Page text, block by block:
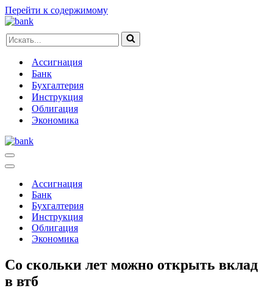
Перейти к содержимому
Искать...
Ассигнация
Банк
Бухгалтерия
Инструкция
Облигация
Экономика
Меню
навигации
Меню
навигацииАссигнация
Банк
Бухгалтерия
Инструкция
Облигация
Экономика
Со скольки лет можно открыть вклад
в втб